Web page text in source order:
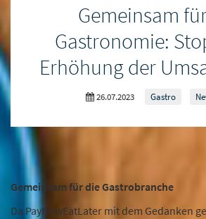
Gemeinsam
Gastronomie:
Erhöhung der
26.07.2023 Gastro
Gemeinsam für die Gastrobranche
Da PayNowEatLater mit dem Gedanken